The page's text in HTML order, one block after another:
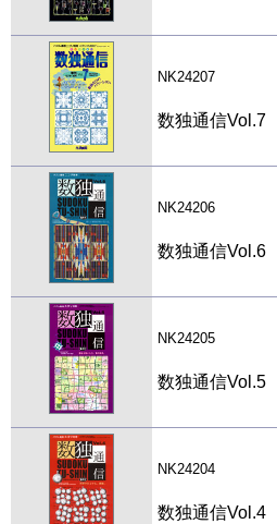
NK24207
数独通信Vol.7
NK24206
数独通信Vol.6
NK24205
数独通信Vol.5
NK24204
数独通信Vol.4